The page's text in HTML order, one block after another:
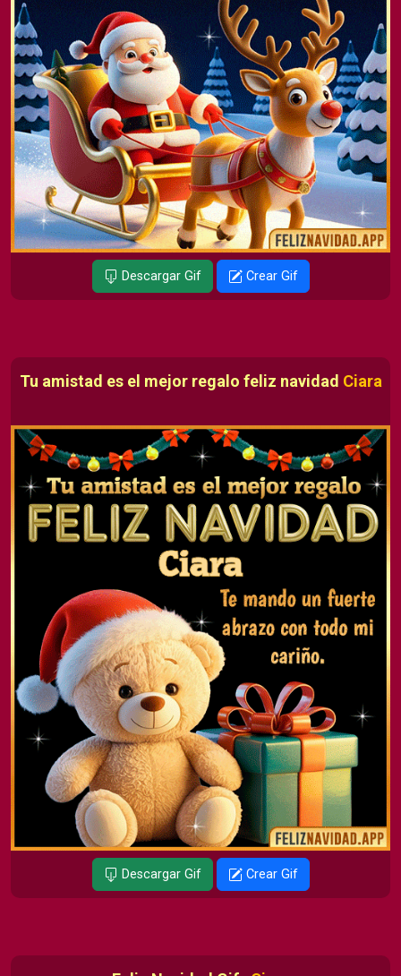
Descargar Gif Crear Gif
Tu amistad es el mejor regalo feliz navidad Ciara
Descargar Gif Crear Gif